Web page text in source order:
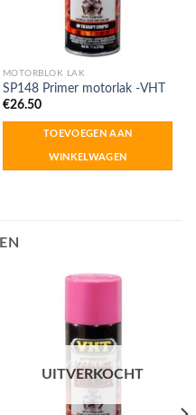
MOTORBLOK LAK
SP148 Primer motorlak -VHT
€26.50
TOEVOEGEN AAN
WINKELWAGEN
UITVERKOCHT